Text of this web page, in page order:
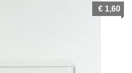
€ 1,60